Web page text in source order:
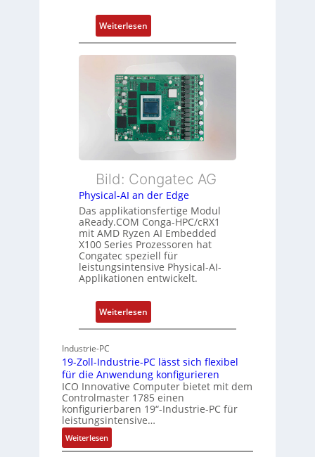
d
b
e
r
w
a
u
n
g
m
e
h
L
e
i
s
t
n
g
Weiterlesen:
F
l
x
i
b
l
e
E
h
e
r
c
a
t
-
r
c
t
e
k
t
u
Bild: Congatec AG
Physical-AI an der Edge
Das applikationsfertige Modul
aReady.COM Conga-HPC/cRX1
mit AMD Ryzen AI Embedded
X100 Series Prozessoren hat
Congatec speziell für
leistungsintensive Physical-AI-
Applikationen entwickelt.
Weiterlesen:
P
s
i
c
a
Industrie-PC
19-Zoll-Industrie-PC lässt sich flexibel
für die Anwendung konfigurieren
ICO Innovative Computer bietet mit dem
Controlmaster 1785 einen
konfigurierbaren 19“-Industrie-PC für
leistungsintensive…
Weiterlesen:
1